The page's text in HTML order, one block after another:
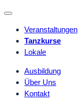
Veranstaltungen
Tanzkurse
Lokale
Ausbildung
Über Uns
Kontakt